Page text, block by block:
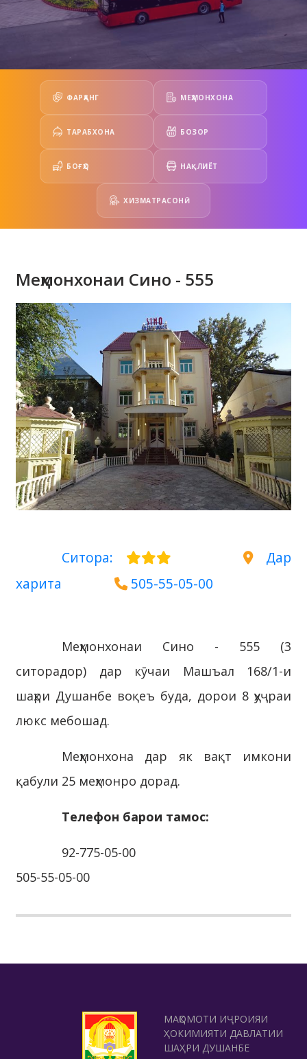
ФАРҲАНГ МЕҲМОНХОНА
ТАРАБХОНА БОЗОР
БОҒҲО НАҚЛИЁТ
ХИЗМАТРАСОНӢ
Меҳмонхонаи Сино - 555
Ситора:
Дар
харита
505-55-05-00
Меҳмонхонаи Сино - 555 (3
ситорадор) дар кӯчаи Машъал 168/1-и
шаҳри Душанбе воқеъ буда, дорои 8 ҳуҷраи
люкс мебошад.
Меҳмонхона дар як вақт имкони
қабули 25 меҳмонро дорад.
Телефон барои тамос:
92-775-05-00
505-55-05-00
МАҚОМОТИ ИҶРОИЯИ
ҲОКИМИЯТИ ДАВЛАТИИ
ШАҲРИ ДУШАНБЕ